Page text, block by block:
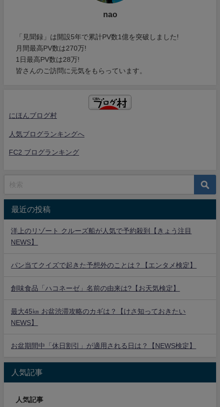
nao
「見聞録」は開設5年で累計PV数1億を突破しました!
月間最高PV数は270万!
1日最高PV数は28万!
皆さんのご訪問に元気をもらっています。
にほんブログ村
人気ブログランキングへ
FC2 ブログランキング
最近の投稿
洋上のリゾート クルーズ船が人気で予約殺到【きょう注目
NEWS】
パン当てクイズで起きた予想外のことは？【エンタメ検定】
創味食品「ハコネーゼ」名前の由来は?【お天気検定】
最大45㎞ お盆渋滞攻略のカギは？【けさ知っておきたい
NEWS】
お盆期間中「休日割引」が適用される日は？【NEWS検定】
人気記事
人気記事